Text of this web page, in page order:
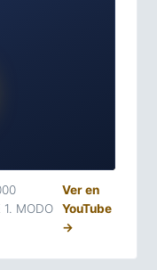
MODO
Ver en
YouTube
→